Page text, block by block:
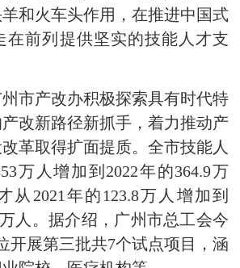
和火车头作用，在推进中国式
在前列提供坚实的技能人才支
产改办积极探索具有时代特
改新路径新抓手，着力推动产
革取得扩面提质。全市技能人
万人增加到2022年的364.9万
从2021年的123.8万人增加到
万人。据介绍，广州市总工会今
开展第三批共7个试点项目，涵